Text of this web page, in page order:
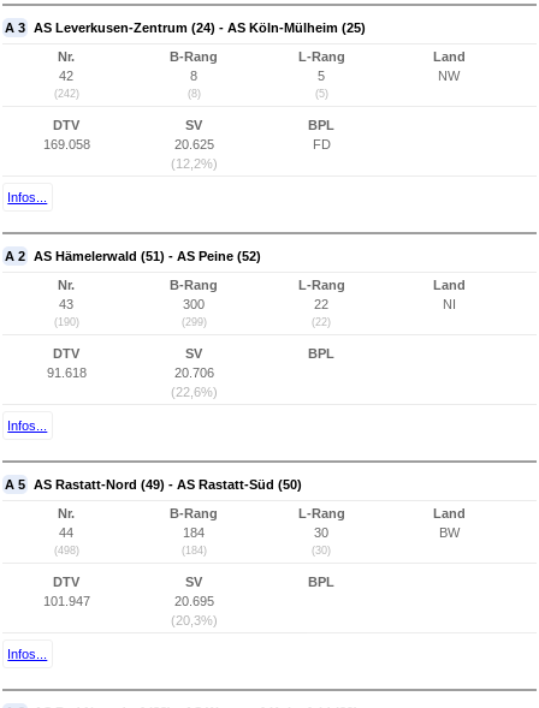
A 3 AS Leverkusen-Zentrum (24) - AS Köln-Mülheim (25)
Nr.
42
(242)
B-Rang
8
(8)
L-Rang
5
(5)
Land
NW
DTV
169.058
SV
20.625
(12,2%)
BPL
FD
Infos...
A 2 AS Hämelerwald (51) - AS Peine (52)
Nr.
43
(190)
B-Rang
300
(299)
L-Rang
22
(22)
Land
NI
DTV
91.618
SV
20.706
(22,6%)
BPL
Infos...
A 5 AS Rastatt-Nord (49) - AS Rastatt-Süd (50)
Nr.
44
(498)
B-Rang
184
(184)
L-Rang
30
(30)
Land
BW
DTV
101.947
SV
20.695
(20,3%)
BPL
Infos...